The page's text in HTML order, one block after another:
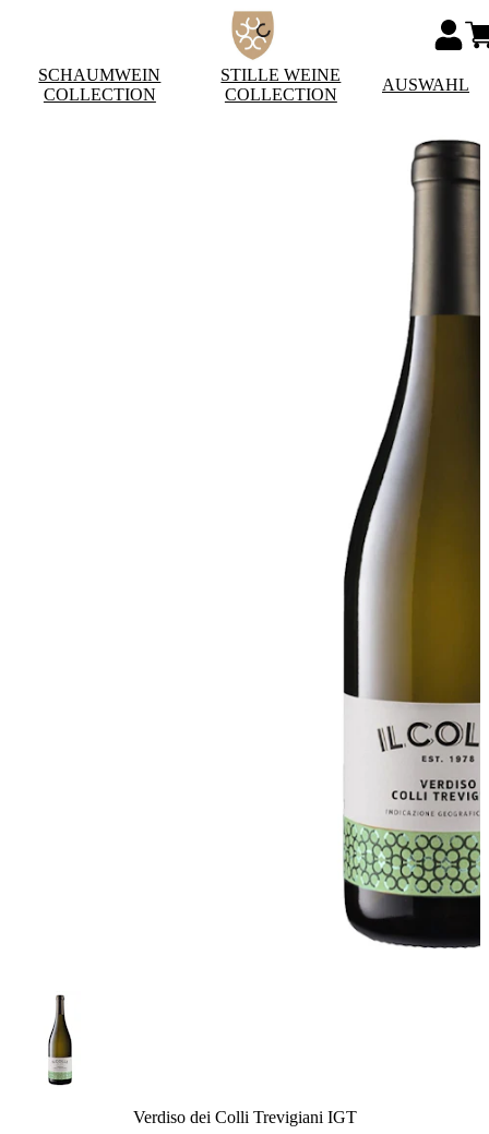
SCHAUMWEIN
COLLECTION
STILLE WEINE
COLLECTION
AUSWAHL
Verdiso dei Colli Trevigiani IGT